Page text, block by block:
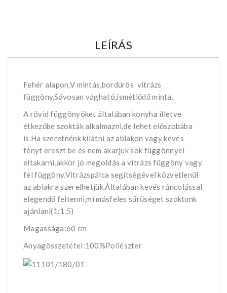
LEÍRÁS
Fehér alapon,V mintás,bordűrös vitrázs
függöny.Sávosan vágható,ismétlődő minta.
A rövid függönyöket általában konyha illetve
étkezőbe szokták alkalmazni,de lehet előszobába
is.Ha szeretnénk kilátni az ablakon vagy kevés
fényt ereszt be és nem akarjuk sok függönnyel
eltakarni,akkor jó megoldás a vitrázs függöny vagy
fél függöny.Vitrázspálca segítségével közvetlenűl
az ablakra szerelhetjük.Általában kevés ráncolással
elegendő feltenni,mi másfeles sűrűséget szoktunk
ajánlani(1:1,5)
Magassága:60 cm
Anyagösszetétel:100%Poliészter